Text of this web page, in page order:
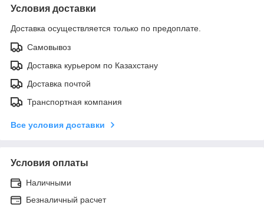
Условия доставки
Доставка осуществляется только по предоплате.
Самовывоз
Доставка курьером по Казахстану
Доставка почтой
Транспортная компания
Все условия доставки
Условия оплаты
Наличными
Безналичный расчет